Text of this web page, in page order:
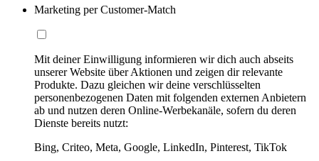
Marketing per Customer-Match
Mit deiner Einwilligung informieren wir dich auch abseits
unserer Website über Aktionen und zeigen dir relevante
Produkte. Dazu gleichen wir deine verschlüsselten
personenbezogenen Daten mit folgenden externen Anbietern
ab und nutzen deren Online-Werbekanäle, sofern du deren
Dienste bereits nutzt:
Bing, Criteo, Meta, Google, LinkedIn, Pinterest, TikTok